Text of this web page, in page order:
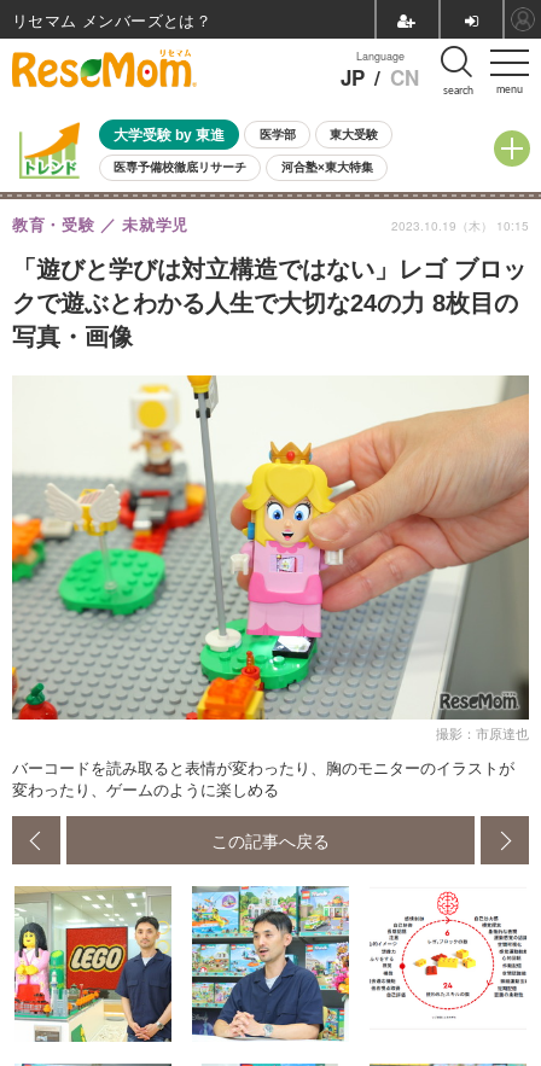
menu
Language
JP / CN search
大学受験 by 東進 医学部 東大受験
医専予備校徹底リサーチ 河合塾×東大特集
親子で考える大学選び 高校受験 中学受験 小学校受験
共通テスト 夏休み
8月開催イベント・WS 全国公立高校 過去問 人気記事
自由研究教材（小学生向け） 自由研究教材（中学生向け） ランキング
「遊びと学びは対立構造ではない」レゴ ブロッ
クで遊ぶとわかる人生で大切な24の力 8枚目の
写真・画像
教育・受験 未就学児 2023.10.19（木） 10:15
撮影：市原達也
バーコードを読み取ると表情が変わったり、胸のモニターのイラストが
変わったり、ゲームのように楽しめる
この記事へ戻る
リセマム メンバーズ